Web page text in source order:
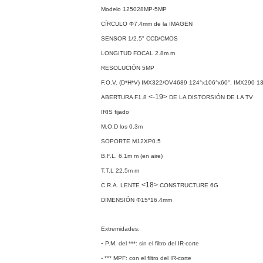
Modelo 125028MP-5MP
CÍRCULO Φ7.4mm de la IMAGEN
SENSOR 1/2.5" CCD/CMOS
LONGITUD FOCAL 2.8m m
RESOLUCIÓN 5MP
F.O.V. (D*H*V) IMX322/OV4689 124°x106°x60°, IMX290
ABERTURA F1.8 <-19> DE LA DISTORSIÓN DE LA TV
IRIS fijado
M.O.D los 0.3m
SOPORTE M12XP0.5
B.F.L. 6.1m m (en aire)
T.T.L 22.5m m
C.R.A. LENTE <18> CONSTRUCTURE 6G
DIMENSIÓN Φ15*16.4mm
Extremidades:
- P.M. del ***: sin el filtro del IR-corte
- *** MPF: con el filtro del IR-corte